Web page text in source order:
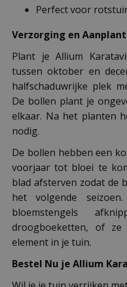
Perfect voor
Verzorging en Aanplant
Plant je Allium
tussen oktober en
halfschaduwrijke plek
De bollen plant je
elkaar. Na het planten
nodig.
De bollen hebben een
voorjaar tot bloei te
blad afsterven zodat de
het volgende
bloemstengels
droogboeketten, of
element in je tuin.
Bestel Nu je Allium